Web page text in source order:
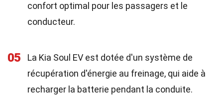
confort optimal pour les passagers et le
conducteur.
05
La Kia Soul EV est dotée d'un système de
récupération d'énergie au freinage, qui aide à
recharger la batterie pendant la conduite.